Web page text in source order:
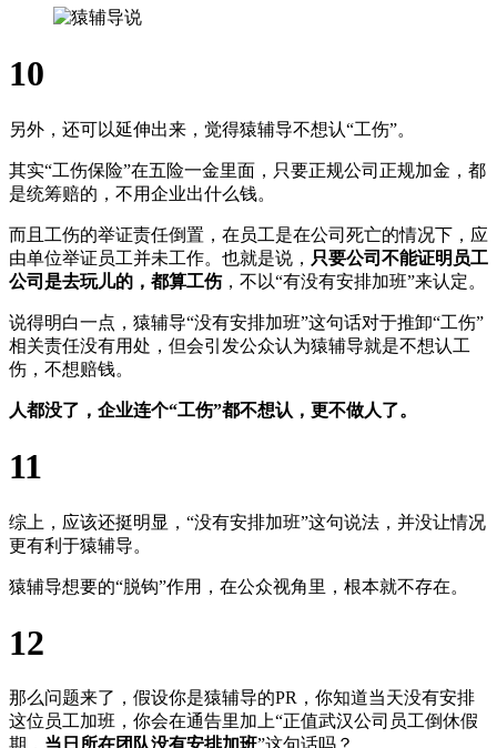
10
另外，还可以延伸出来，觉得猿辅导不想认“工伤”。
其实“工伤保险”在五险一金里面，只要正规公司正规加金，都
是统筹赔的，不用企业出什么钱。
而且工伤的举证责任倒置，在员工是在公司死亡的情况下，应
由单位举证员工并未工作。也就是说， 只要公司不能证明员工
公司是去玩儿的，都算工伤，不以“有没有安排加班”来认定。
说得明白一点，猿辅导“没有安排加班”这句话对于推卸“工伤”
相关责任没有用处，但会引发公众认为猿辅导就是不想认工
伤，不想赔钱。
人都没了，企业连个“工伤”都不想认，更不做人了。
11
综上，应该还挺明显，“没有安排加班”这句说法，并没让情况
更有利于猿辅导。
猿辅导想要的“脱钩”作用，在公众视角里，根本就不存在。
12
那么问题来了，假设你是猿辅导的PR，你知道当天没有安排
这位员工加班，你会在通告里加上“正值武汉公司员工倒休假